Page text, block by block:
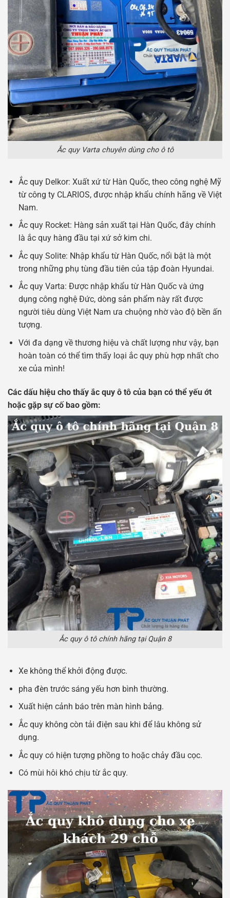
Ắc quy Varta chuyên dùng cho ô tô
Ắc quy Delkor: Xuất xứ từ Hàn Quốc, theo công nghệ Mỹ
từ công ty CLARIOS, được nhập khẩu chính hãng về Việt
Nam.
Ắc quy Rocket: Hàng sản xuất tại Hàn Quốc, đây chính
là ắc quy hàng đầu tại xứ sở kim chi.
Ắc quy Solite: Nhập khẩu từ Hàn Quốc, nổi bật là một
trong những phụ tùng đầu tiên của tập đoàn Hyundai.
Ắc quy Varta: Được nhập khẩu từ Hàn Quốc và ứng
dụng công nghệ Đức, dòng sản phẩm này rất được
người tiêu dùng Việt Nam ưa chuộng nhờ vào độ bền ấn
tượng.
Với đa dạng về thương hiệu và chất lượng như vậy, bạn
hoàn toàn có thể tìm thấy loại ắc quy phù hợp nhất cho
xe của mình!
Các dấu hiệu cho thấy ắc quy ô tô của bạn có thể yếu ớt
hoặc gặp sự cố bao gồm:
Ắc quy ô tô chính hãng tại Quận 8
Xe không thể khởi động được.
pha đèn trước sáng yếu hơn bình thường.
Xuất hiện cảnh báo trên màn hình bảng.
Ắc quy không còn tải điện sau khi để lâu không sử
dụng.
Ắc quy có hiện tượng phồng to hoặc chảy đầu cọc.
Có mùi hôi khó chịu từ ắc quy.